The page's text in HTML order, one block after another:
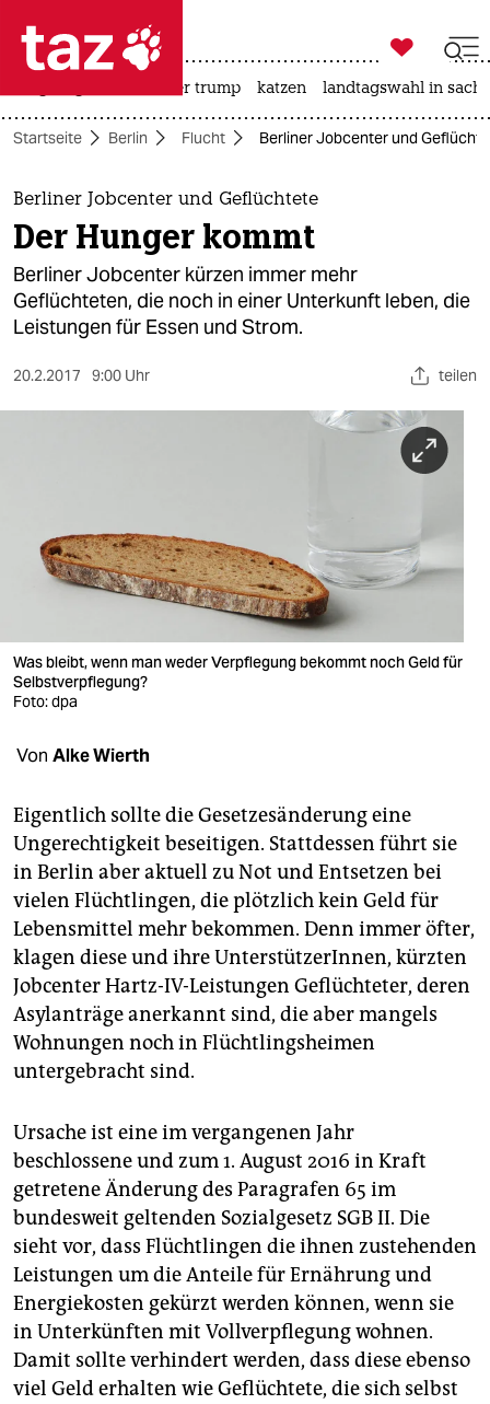
 taz zahl ich
taz zahl ich
themen
politik
öko
gesellschaft
nord
wahrheit
verlag
verlag
shop
fragen & hilfe
unterstützen
abo
genossenschaft
epaper login

taz zahl ich
usa unter trump katzen landtagswahl in
Startseite Berlin Flucht Berliner Jobcenter und
Berliner Jobcenter und Geflüchtete
Der Hunger kommt
Berliner Jobcenter kürzen immer mehr
Geflüchteten, die noch in einer Unterkunft leben, die
Leistungen für Essen und Strom.
20.2.2017 9:00 Uhr teilen
Was bleibt, wenn man weder Verpflegung bekommt noch Geld für
Selbstverpflegung?
Foto: dpa
Von Alke Wierth
Eigentlich sollte die Gesetzesänderung eine
Ungerechtigkeit beseitigen. Stattdessen führt sie
in Berlin aber aktuell zu Not und Entsetzen bei
vielen Flüchtlingen, die plötzlich kein Geld für
Lebensmittel mehr bekommen. Denn immer öfter,
klagen diese und ihre UnterstützerInnen, kürzten
Jobcenter Hartz-IV-Leistungen Geflüchteter, deren
Asylanträge anerkannt sind, die aber mangels
Wohnungen noch in Flüchtlingsheimen
untergebracht sind.
Ursache ist eine im vergangenen Jahr
beschlossene und zum 1. August 2016 in Kraft
getretene Änderung des Paragrafen 65 im
bundesweit geltenden Sozialgesetz SGB II. Die
sieht vor, dass Flüchtlingen die ihnen zustehenden
Leistungen um die Anteile für Ernährung und
Energiekosten gekürzt werden können, wenn sie
in Unterkünften mit Vollverpflegung wohnen.
Damit sollte verhindert werden, dass diese ebenso
viel Geld erhalten wie Geflüchtete, die sich selbst